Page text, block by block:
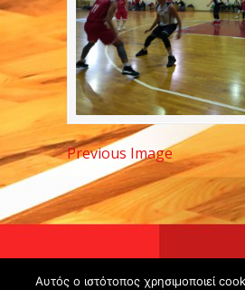
Previous Image
Copyright ©
Αυτός ο ιστότοπος χρησιμοποιεί